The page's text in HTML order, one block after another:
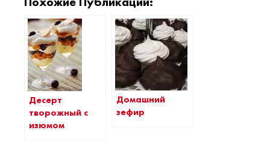
Десерт
творожный с
изюмом
Домашний
зефир